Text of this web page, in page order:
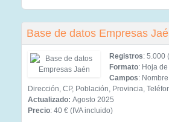
Base de datos Empresas
Registros: 5.000
Formato: Hoja
Campos:
Dirección, CP, Población, Provincia,
Actualizado: Agosto 2025
Precio: 40 € (IVA incluido)